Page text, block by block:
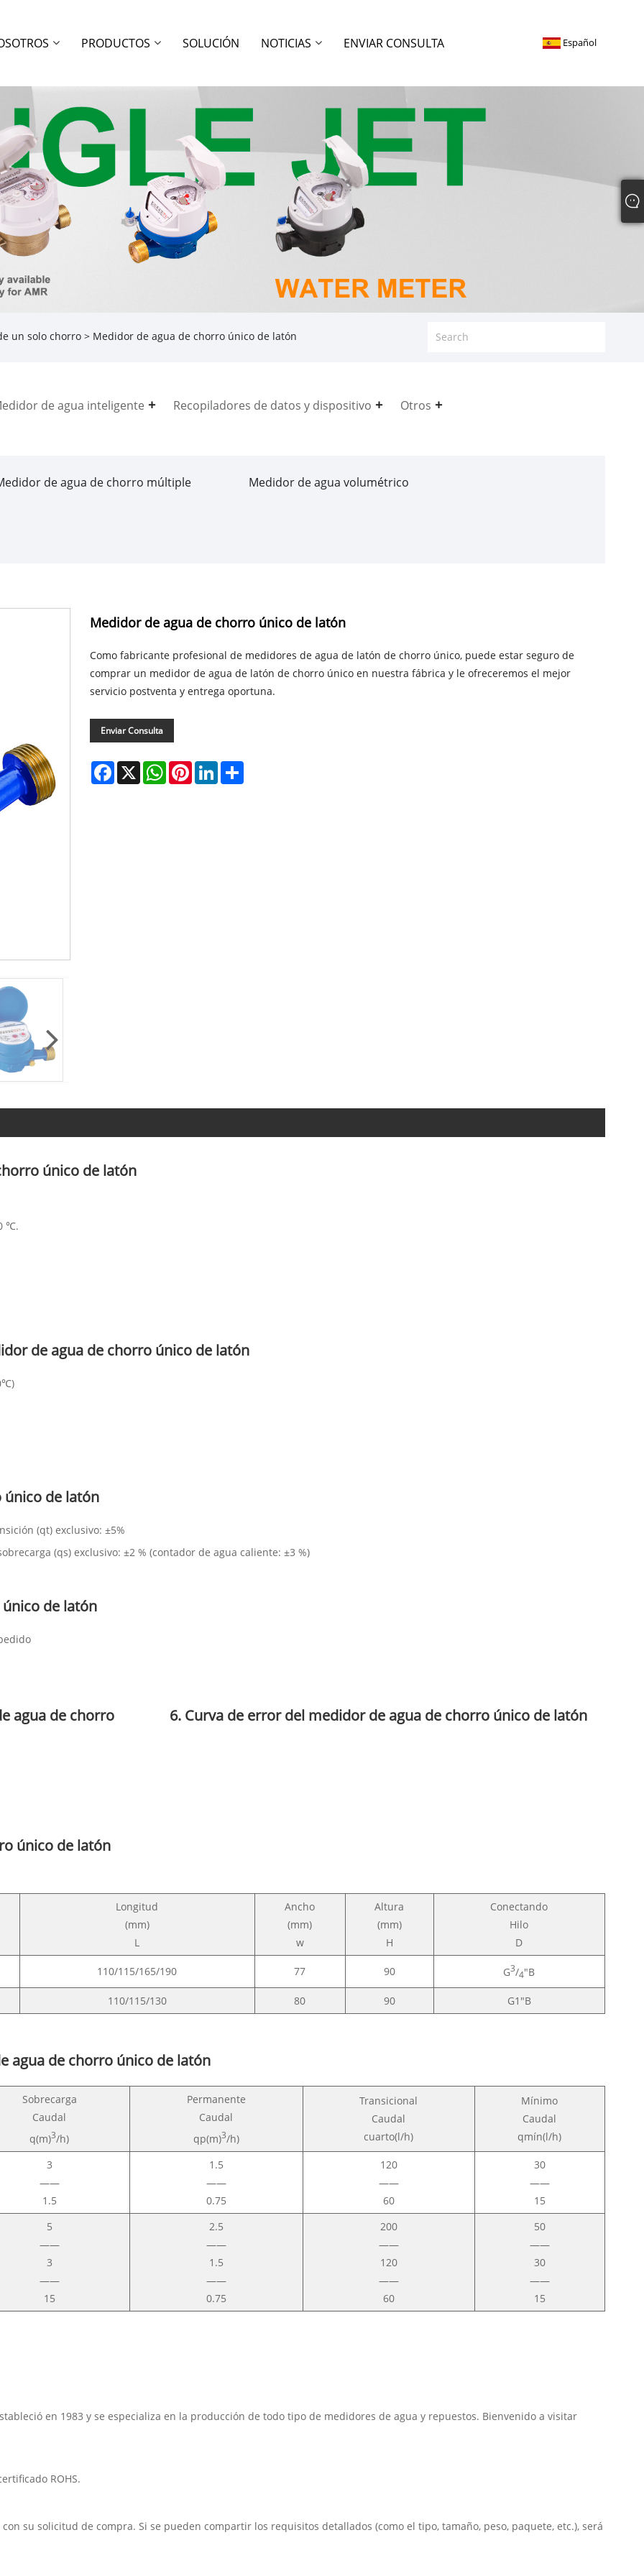
PRODUCTOS SOLUCIÓN NOTICIAS ENVIAR CONSULTA Español
un solo chorro> Medidor de agua de chorro único de latón
de agua inteligente Recopiladores de datos y dispositivo Otros
de agua de chorro múltiple Medidor de agua volumétrico
Medidor de agua de chorro único de latón
Como fabricante profesional de medidores de agua de latón de chorro único, puede estar seguro de
comprar un medidor de agua de latón de chorro único en nuestra fábrica y le ofreceremos el mejor
servicio postventa y entrega oportuna.
Enviar Consulta
Facebook
X WhatsApp
PinterestLinkedIn
único de latón
℃.
de agua de chorro único de latón
único de latón
(qt) exclusivo: ±5%
(qs) exclusivo: ±2 % (contador de agua caliente: ±3 %)
de latón
agua de chorro 6. Curva de error del medidor de agua de chorro único de latón
único de latón
Longitud
(mm)
L
Ancho
(mm)
w
Altura
(mm)
H
Conectando
Hilo
D
110/115/165/190 77 90 G3/4"B
110/115/130 80 90 G1"B
agua de chorro único de latón
Sobrecarga
Caudal
q(m)3/h)
Permanente
Caudal
qp(m)3/h)
Transicional
Caudal
cuarto(l/h)
Mínimo
Caudal
qmín(l/h)
3
——
1.5
1.5
——
0.75
120
——
60
30
——
15
5
——
3
——
15
2.5
——
1.5
——
0.75
200
——
120
——
60
50
——
30
——
15
estableció en 1983 y se especializa en la producción de todo tipo de medidores de agua y repuestos. Bienvenido a visitar
ROHS.
su solicitud de compra. Si se pueden compartir los requisitos detallados (como el tipo, tamaño, peso, paquete, etc.), será